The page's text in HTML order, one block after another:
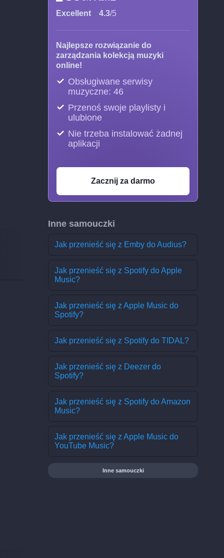
Excellent 4.3/5
Najlepsze rozwiązanie do
zarządzania kolekcją muzyki
online!
Obsługiwane serwisy
muzyczne: 46
Przenoś swoje playlisty i
ulubione
Nie trzeba instalować żadnej
aplikacji
Zacznij za darmo
Inne samouczki
Jak przenieść się z Emby do Audius?
Jak przenieść się z Spotify do Apple
Music?
Jak przenieść się z Apple Music do
Spotify?
Jak przenieść się z Spotify do TIDAL?
Jak przenieść się z Deezer do
Spotify?
Jak przenieść się z Spotify do Amazon
Music?
Jak przenieść się z Apple Music do
YouTube Music?
Inne samouczki